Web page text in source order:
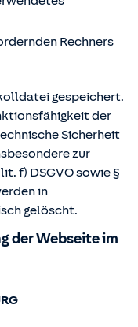
Rechners
gespeichert.
der
Sicherheit
zur
f) DSGVO sowie §
in
gelöscht.
der Webseite im